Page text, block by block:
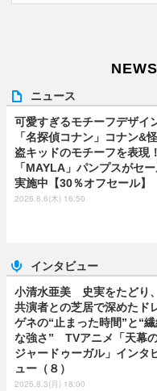
ニュース
可愛すぎるモチーフデザイ
「名探偵コナン」コナン&怪
盗キッドのモチーフを表現！
「MAYLA」パンプスがセ
実施中【30％オフセール】
2026.8.6(木) 16:50
インタビュー
小清水亜美 史実をたどり、
共演者との芝居で深めたド
ゲネの“止まった時間”と“
な強さ” TVアニメ「天幕
ジャードゥーガル」インタ
ュー（８）
2026.8.3(月) 18:00